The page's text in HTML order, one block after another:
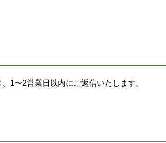
1〜2営業日以内にご返信いたします。